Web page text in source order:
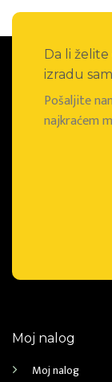
Da li
izradu
Pošaljite
najkraćem
Moj nalog
Moj nalog